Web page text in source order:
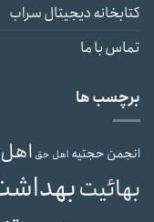
کتابخانه دیجیتال سراب
تماس با ما
برچسب ها
انجمن حجتیه اهل حق
بهائیت